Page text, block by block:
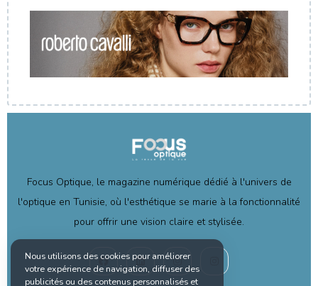
Focus Optique, le magazine numérique dédié à l'univers de
l'optique en Tunisie, où l'esthétique se marie à la fonctionnalité
pour offrir une vision claire et stylisée.
Nous utilisons des cookies pour améliorer
votre expérience de navigation, diffuser des
publicités ou des contenus personnalisés et